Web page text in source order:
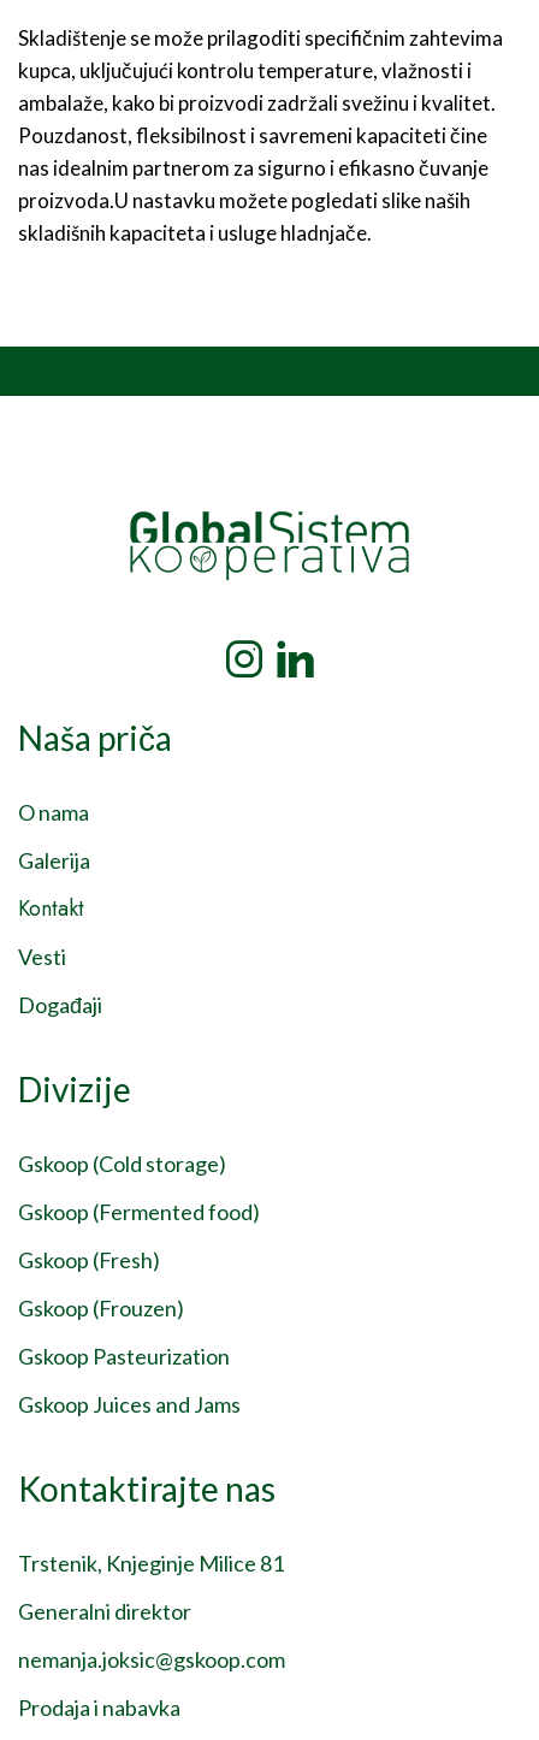
Skladištenje se može prilagoditi specifičnim zahtevima
kupca, uključujući kontrolu temperature, vlažnosti i
ambalaže, kako bi proizvodi zadržali svežinu i kvalitet.
Pouzdanost, fleksibilnost i savremeni kapaciteti čine
nas idealnim partnerom za sigurno i efikasno čuvanje
proizvoda.U nastavku možete pogledati slike naših
skladišnih kapaciteta i usluge hladnjače.
Naša priča
O nama
Galerija
Kontakt
Vesti
Događaji
Divizije
Gskoop (Cold storage)
Gskoop (Fermented food)
Gskoop (Fresh)
Gskoop (Frouzen)
Gskoop Pasteurization
Gskoop Juices and Jams
Kontaktirajte nas
Trstenik, Knjeginje Milice 81
Generalni direktor
nemanja.joksic@gskoop.com
Prodaja i nabavka